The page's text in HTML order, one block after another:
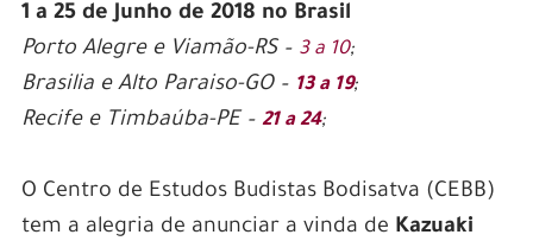
1 a 25 de Junho de 2018 no Brasil
Porto Alegre e Viamão-RS – 3 a 10;
Brasilia e Alto Paraiso-GO – 13 a 19;
Recife e Timbaúba-PE – 21 a 24;
O Centro de Estudos Budistas Bodisatva (CEBB)
tem a alegria de anunciar a vinda de Kazuaki